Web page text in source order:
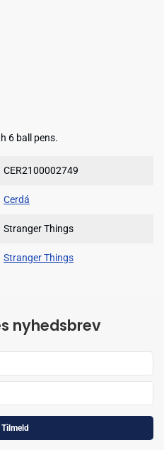
6 ball pens.
CER2100002749
Cerdá
Stranger Things
Stranger Things
nyhedsbrev
Tilmeld